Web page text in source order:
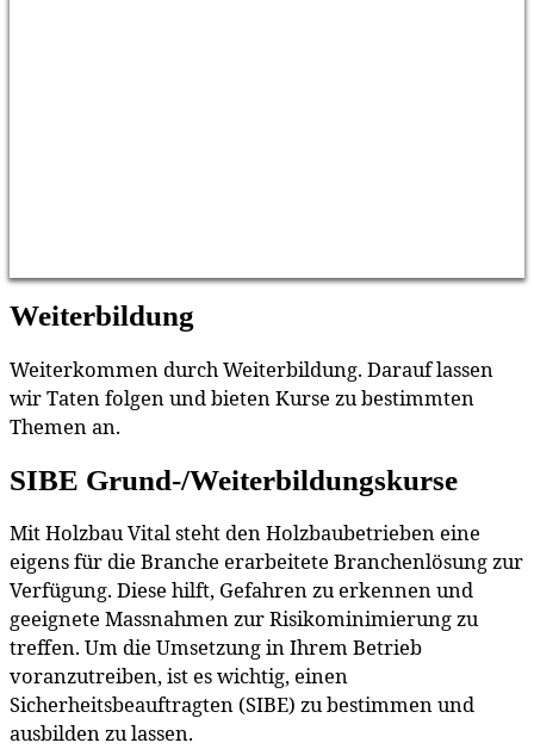
Weiterbildung
Weiterkommen durch Weiterbildung. Darauf lassen
wir Taten folgen und bieten Kurse zu bestimmten
Themen an.
SIBE Grund-/Weiterbildungskurse
Mit Holzbau Vital steht den Holzbaubetrieben eine
eigens für die Branche erarbeitete Branchenlösung zur
Verfügung. Diese hilft, Gefahren zu erkennen und
geeignete Massnahmen zur Risikominimierung zu
treffen. Um die Umsetzung in Ihrem Betrieb
voranzutreiben, ist es wichtig, einen
Sicherheitsbeauftragten (SIBE) zu bestimmen und
ausbilden zu lassen.